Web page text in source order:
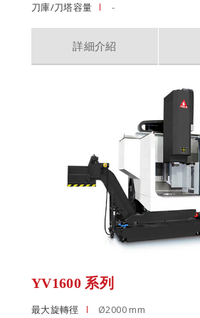
刀庫/刀塔容量
-
詳細介紹
YV1600 系列
最大旋轉徑
Ø2000 mm